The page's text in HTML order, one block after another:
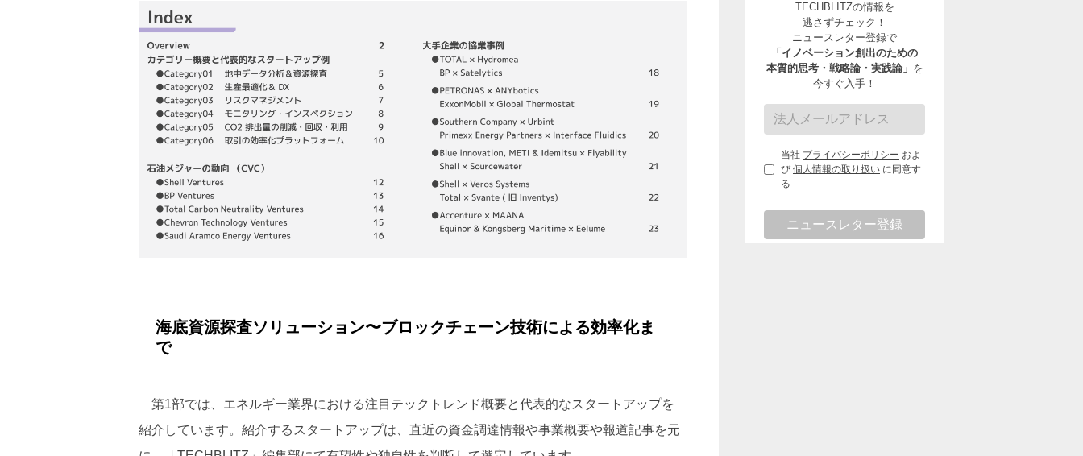
海底資源探査ソリューション〜ブロックチェーン技術による効率化ま
で
第1部では、エネルギー業界における注目テックトレンド概要と代表的なスタートアップを
紹介しています。紹介するスタートアップは、直近の資金調達情報や事業概要や報道記事を元
TECHBLITZの情報を
逃さずチェック！
ニュースレター登録で
「イノベーション創出のための
本質的思考・戦略論・実践論」 を
今すぐ入手！
当社 プライバシーポリシー およ
び 個人情報の取り扱い に同意す
る